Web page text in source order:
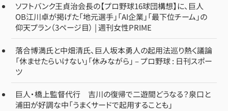
ソフトバンク王貞治会長の【プロ野球16球団構想】に、巨人
OB江川卓が掲げた「地元選手」「AI企業」「最下位チーム」の
仰天プラン（3ページ目） | 週刊女性PRIME
落合博満氏と中畑清氏、巨人坂本勇人の起用法巡り熱く議論
「休ませたらいけない」「休みながら」 – プロ野球 : 日刊スポー
ツ
巨人・橋上監督代行 吉川の復帰で二遊間どうなる？泉口と
浦田が好調な中「うまくサードで起用することも」